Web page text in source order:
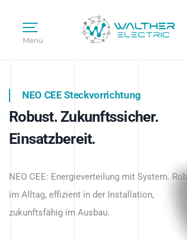
Menü
Intelligente
beginnt hier.
NEO CEE Steckvorrichtung
Robust. Zukunftssicher.
Einsatzbereit.
NEO CEE: Energieverteilung mit System.
im Alltag, effizient in der Installation,
zukunftsfähig im Ausbau.
Intelligenz trifft Energie.
Anwendungen – robust, IP-geschützt und
zukunftsfähig.